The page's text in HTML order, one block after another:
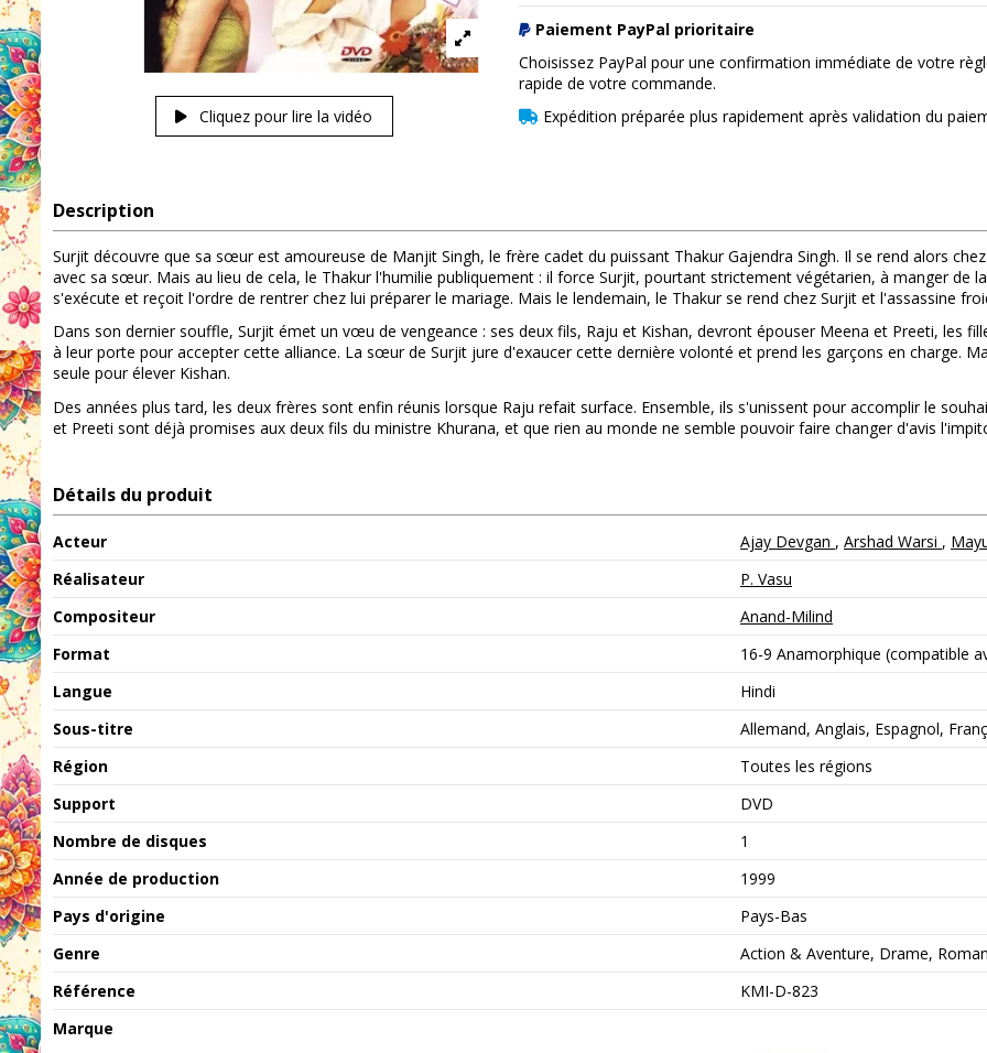
Cliquez pour lire la vidéo
Paiement PayPal prioritaire
Choisissez PayPal pour une confirmation immédiate de votre
rapide de votre commande.
Expédition préparée plus rapidement après validation du
Description
Surjit découvre que sa sœur est amoureuse de Manjit Singh, le frère cadet du puissant Thakur Gajendra Singh. Il se rend alors
avec sa sœur. Mais au lieu de cela, le Thakur l'humilie publiquement : il force Surjit, pourtant strictement végétarien, à manger de
s'exécute et reçoit l'ordre de rentrer chez lui préparer le mariage. Mais le lendemain, le Thakur se rend chez Surjit et l'assassine
Dans son dernier souffle, Surjit émet un vœu de vengeance : ses deux fils, Raju et Kishan, devront épouser Meena et Preeti, les
à leur porte pour accepter cette alliance. La sœur de Surjit jure d'exaucer cette dernière volonté et prend les garçons en charge.
seule pour élever Kishan.
Des années plus tard, les deux frères sont enfin réunis lorsque Raju refait surface. Ensemble, ils s'unissent pour accomplir le
et Preeti sont déjà promises aux deux fils du ministre Khurana, et que rien au monde ne semble pouvoir faire changer d'avis
Détails du produit
Acteur Ajay Devgan , Arshad Warsi ,
Réalisateur
P. Vasu
Compositeur
Anand-Milind
Format
16-9 Anamorphique (compatible
Langue
Hindi
Sous-titre
Allemand, Anglais, Espagnol,
Région
Toutes les régions
Support
DVD
Nombre de disques
1
Année de production
1999
Pays d'origine
Pays-Bas
Genre
Action & Aventure, Drame,
Référence
KMI-D-823
Marque